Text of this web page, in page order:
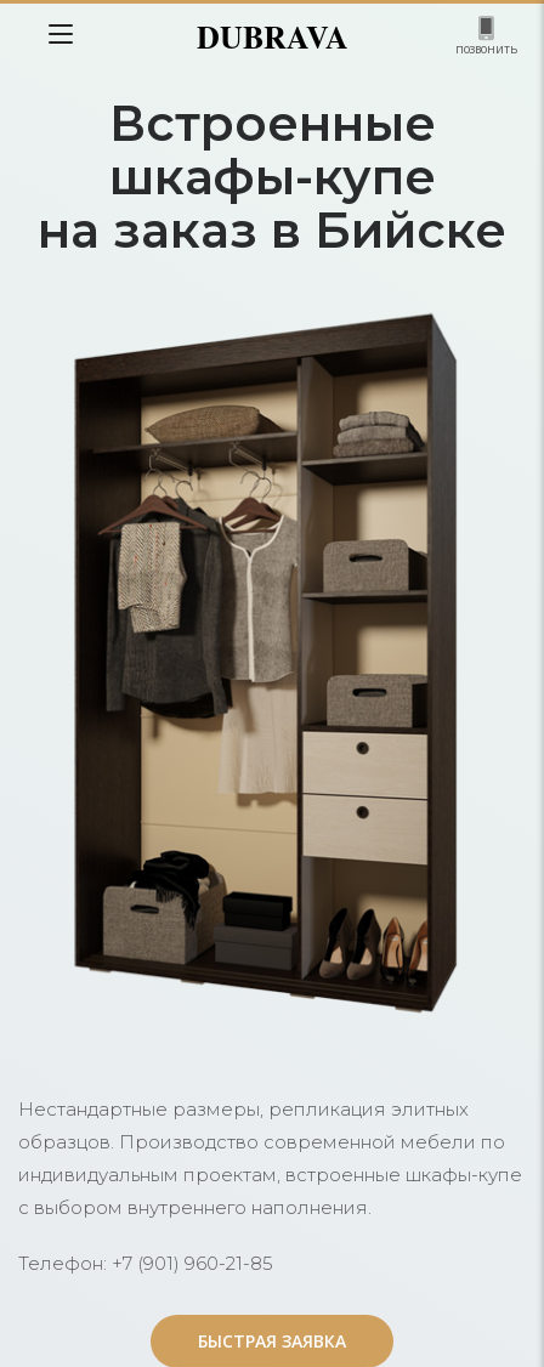
DUBRAVA позвонить
Встроенные
шкафы-купе
на заказ в Бийске
Нестандартные размеры, репликация элитных
образцов. Производство современной мебели по
индивидуальным проектам, встроенные шкафы-купе
с выбором внутреннего наполнения.
Телефон: +7 (901) 960-21-85
БЫСТРАЯ ЗАЯВКА
БЫСТРАЯ ЗАЯВКА